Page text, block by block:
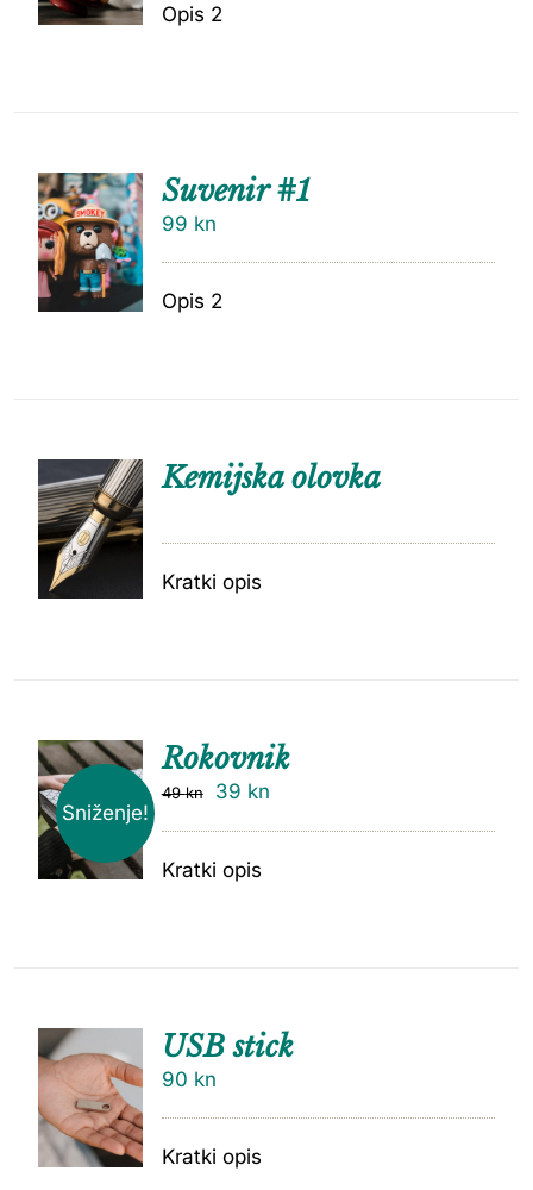
Opis 2
DODAJ
U
KOŠARI
CU
Suvenir #1
99 kn
Opis 2
Kemijska olovka
Kratki opis
Sniženje!
DODAJ
Rokovnik
49kn 39 kn
Kratki opis
DODAJ
CU
USB stick
90 kn
Kratki opis